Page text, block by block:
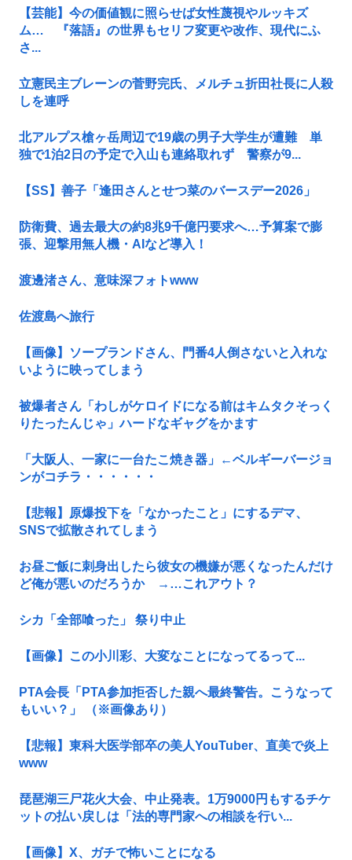
【芸能】今の価値観に照らせば女性蔑視やルッキズ
ム… 『落語』の世界もセリフ変更や改作、現代にふ
さ...
立憲民主ブレーンの菅野完氏、メルチュ折田社長に人殺
しを連呼
北アルプス槍ヶ岳周辺で19歳の男子大学生が遭難 単
独で1泊2日の予定で入山も連絡取れず 警察が9...
【SS】善子「逢田さんとせつ菜のバースデー2026」
防衛費、過去最大の約8兆9千億円要求へ…予算案で膨
張、迎撃用無人機・AIなど導入！
渡邊渚さん、意味深フォトwww
佐渡島へ旅行
【画像】ソープランドさん、門番4人倒さないと入れな
いように映ってしまう
被爆者さん「わしがケロイドになる前はキムタクそっく
りたったんじゃ」ハードなギャグをかます
「大阪人、一家に一台たこ焼き器」←ベルギーバージョ
ンがコチラ・・・・・・
【悲報】原爆投下を「なかったこと」にするデマ、
SNSで拡散されてしまう
お昼ご飯に刺身出したら彼女の機嫌が悪くなったんだけ
ど俺が悪いのだろうか →…これアウト？
シカ「全部喰った」 祭り中止
【画像】この小川彩、大変なことになってるって...
PTA会長「PTA参加拒否した親へ最終警告。こうなって
もいい？」 （※画像あり）
【悲報】東科大医学部卒の美人YouTuber、直美で炎上
www
琵琶湖三尸花火大会、中止発表。1万9000円もするチケ
ットの払い戻しは「法的専門家への相談を行い...
【画像】X、ガチで怖いことになる